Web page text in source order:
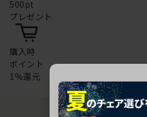
500pt
プレゼント
購入時
ポイント
1%還元